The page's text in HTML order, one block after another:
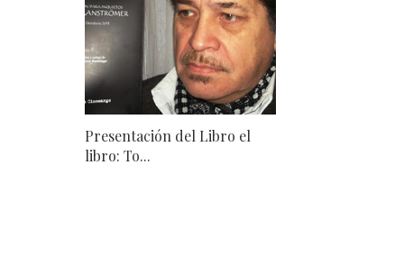
Presentación del Libro el
libro: To...